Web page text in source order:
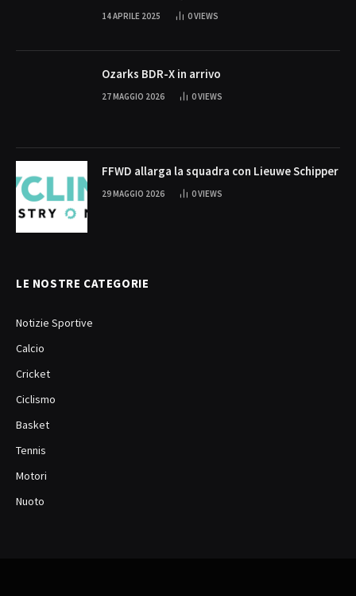
14 APRILE 2025 0VIEWS
Ozarks BDR-X in arrivo
27 MAGGIO 2026 0VIEWS
FFWD allarga la squadra con Lieuwe Schipper
29 MAGGIO 2026 0VIEWS
LE NOSTRE CATEGORIE
Notizie Sportive
Calcio
Cricket
Ciclismo
Basket
Tennis
Motori
Nuoto